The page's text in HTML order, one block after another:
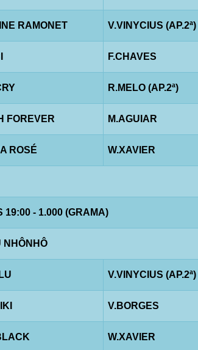
RAMONET V.VINYCIUS (AP.2ª)
F.CHAVES
R.MELO (AP.2ª)
FOREVER M.AGUIAR
ROSÉ W.XAVIER
19:00 - 1.000 (GRAMA)
NHÔNHÔ
V.VINYCIUS (AP.2ª)
V.BORGES
W.XAVIER